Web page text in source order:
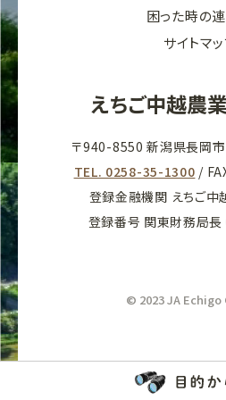
困った時の
サイトマ
えちご中越農
〒940-8550 新潟県長岡
TEL. 0258-35-1300 /
登録金融機関 えちご
登録番号 関東財務局長
© 2023 JA